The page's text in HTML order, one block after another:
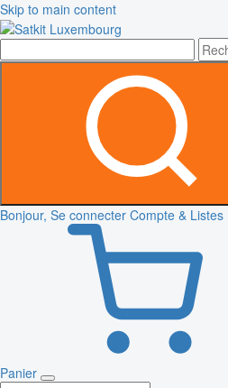
Skip to main content
Bonjour, Se connecter Compte & Listes
Panier